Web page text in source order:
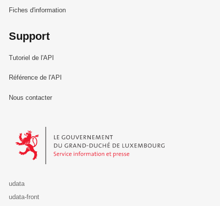
Fiches d'information
Support
Tutoriel de l'API
Référence de l'API
Nous contacter
Le Gouvernement du Grand-Duché de Luxembourg - Service
udata
udata-front